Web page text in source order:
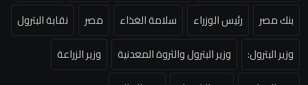
بنك مصر
رئيس الوزراء سلامة الغذاء مصر
نقابة البترول
وزير البترول:
وزير البترول والثروة المعدنية
وزير الزراعة